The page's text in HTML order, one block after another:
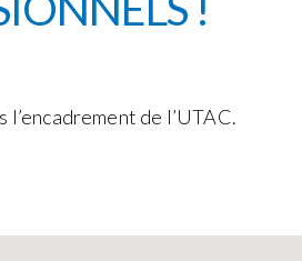
de l’UTAC.